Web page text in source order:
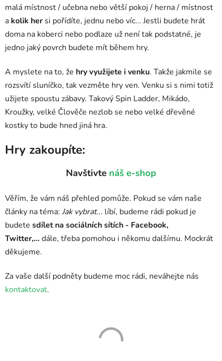
malá místnost / učebna nebo větší pokoj / herna / místnost
a kolik her si pořídíte, jednu nebo víc... Jestli budete hrát
doma na koberci nebo podlaze už není tak podstatné, je
jedno jaký povrch budete mít během hry.
A myslete na to, že hry využijete i venku. Takže jakmile se
rozsvítí sluníčko, tak vezměte hry ven. Venku si s nimi totiž
užijete spoustu zábavy. Takový Spin Ladder, Mikádo,
Kroužky, velké Člověče nezlob se nebo velké dřevěné
kostky to bude hned jiná hra.
Hry zakoupíte:
Navštivte náš e-shop
Věřím, že vám náš přehled pomůže. Pokud se vám naše
články na téma: Jak vybrat... líbí, budeme rádi pokud je
budete sdílet na sociálních sítích - Facebook,
Twitter,... dále, třeba pomohou i někomu dalšímu. Mockrát
děkujeme.
Za vaše další podněty budeme moc rádi, neváhejte nás
kontaktovat.